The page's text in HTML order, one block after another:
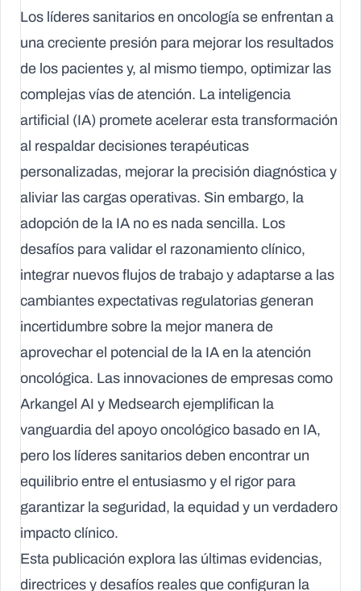
Los líderes sanitarios en oncología se enfrentan a
una creciente presión para mejorar los resultados
de los pacientes y, al mismo tiempo, optimizar las
complejas vías de atención. La inteligencia
artificial (IA) promete acelerar esta transformación
al respaldar decisiones terapéuticas
personalizadas, mejorar la precisión diagnóstica y
aliviar las cargas operativas. Sin embargo, la
adopción de la IA no es nada sencilla. Los
desafíos para validar el razonamiento clínico,
integrar nuevos flujos de trabajo y adaptarse a las
cambiantes expectativas regulatorias generan
incertidumbre sobre la mejor manera de
aprovechar el potencial de la IA en la atención
oncológica. Las innovaciones de empresas como
Arkangel AI y Medsearch ejemplifican la
vanguardia del apoyo oncológico basado en IA,
pero los líderes sanitarios deben encontrar un
equilibrio entre el entusiasmo y el rigor para
garantizar la seguridad, la equidad y un verdadero
impacto clínico.
Esta publicación explora las últimas evidencias,
directrices y desafíos reales que configuran la